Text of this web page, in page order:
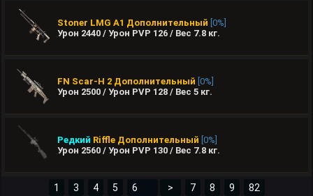
Stoner LMG A1 Дополнительный [0%]
Урон 2440 / Урон PVP 126 / Вес 7.8 кг.
FN Scar-H 2 Дополнительный [0%]
Урон 2500 / Урон PVP 128 / Вес 5 кг.
Редкий Riffle Дополнительный [0%]
Урон 2560 / Урон PVP 130 / Вес 7.8 кг.
1 3 4 5 > 7 8 9 82